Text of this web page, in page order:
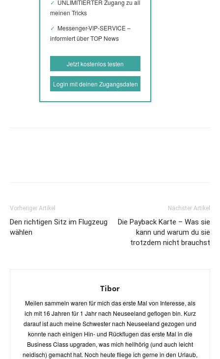
UNLIMITIERTER Zugang zu all
meinen Tricks
Messenger-VIP-SERVICE –
informiert über TOP News
Jetzt kostenlos testen
Login mit deinen Zugangsdaten
Vorheriger Artikel
Den richtigen Sitz im Flugzeug
wählen
Nächster Artikel
Die Payback Karte – Was sie
kann und warum du sie
trotzdem nicht brauchst
Tibor
Meilen sammeln waren für mich das erste Mal von Interesse, als
ich mit 16 Jahren für 1 Jahr nach Neuseeland geflogen bin. Kurz
darauf ist auch meine Schwester nach Neuseeland gezogen und
konnte nach einigen Hin- und Rückflugen das erste Mal in die
Business Class upgraden, was mich hellhörig (und auch leicht
neidisch) gemacht hat. Noch heute fliege ich gerne in den Urlaub,